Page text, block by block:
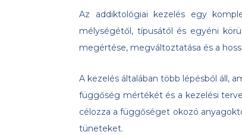
Az addiktológiai kezelés egy
mélységétől, típusától és egyéni
megértése, megváltoztatása és a
A kezelés általában több lépésből áll,
függőség mértékét és a kezelési
célozza a függőséget okozó
tüneteket.